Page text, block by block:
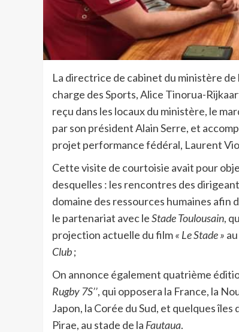
La directrice de cabinet du ministère
charge des Sports, Alice Tinorua-
reçu dans les locaux du ministère, le
par son président Alain Serre, et
projet performance fédéral, Laurent
Cette visite de courtoisie avait pour
desquelles : les rencontres des
domaine des ressources humaines
le partenariat avec leStade Toulousain,
projection actuelle du film« Le Stade »
Club;
On annonce également quatrième
Rugby 7S’’, qui opposera la France, la
Japon, la Corée du Sud, et quelques
Pirae, au stade de la Fautaua.